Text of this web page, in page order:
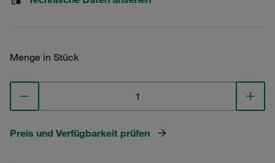
Menge in Stück
Preis und Verfügbarkeit prüfen